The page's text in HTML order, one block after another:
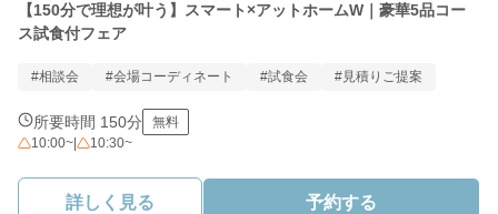
【150分で理想が叶う】スマート×アットホームW｜豪華5品コー
ス試食付フェア
#相談会 #会場コーディネート #試食会 #見積りご提案
所要時間 150分
無料
10:00~
10:30~
詳しく見る 予約する